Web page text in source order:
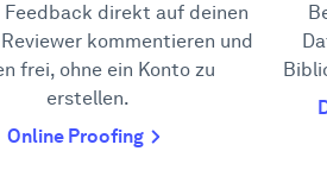
Feedback direkt auf deinen
kommentieren und
frei, ohne ein Konto zu
erstellen.
Online Proofing